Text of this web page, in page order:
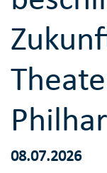
08.07.2026